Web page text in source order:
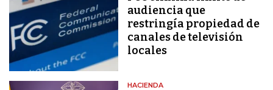
audiencia que
restringía propiedad de
canales de televisión
locales
HACIENDA